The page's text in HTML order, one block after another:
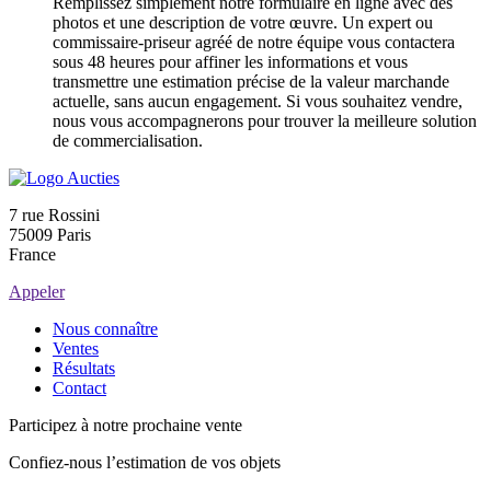
photos et une description de votre œuvre. Un expert ou
commissaire-priseur agréé de notre équipe vous contactera
sous 48 heures pour affiner les informations et vous
transmettre une estimation précise de la valeur marchande
actuelle, sans aucun engagement. Si vous souhaitez vendre,
nous vous accompagnerons pour trouver la meilleure solution
de commercialisation.
7 rue Rossini
75009 Paris
France
Appeler
Nous connaître
Ventes
Résultats
Contact
Participez à notre prochaine vente
Confiez-nous l’estimation de vos objets